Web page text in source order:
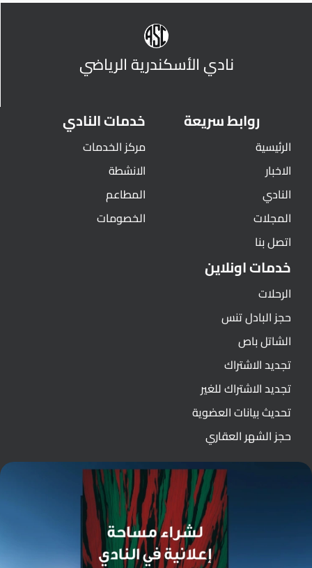
نادي الأسكندرية الرياضي
روابط سريعة
الرئيسية
الاخبار
النادي
المجلات
اتصل بنا
خدمات النادي
مركز الخدمات
الانشطة
المطاعم
الخصومات
خدمات اونلاين
الرحلات
حجز البادل تنس
الشاتل باص
تجديد الاشتراك
تجديد الاشتراك للغير
تحديث بيانات العضوية
حجز الشهر العقاري